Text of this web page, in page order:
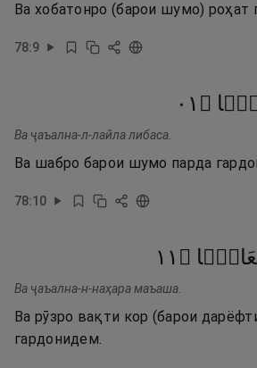
Ва хобатонро (барои шумо) роҳат
78:9
۝ ١٠
Ва ҷаъална-л-лайла либаса.
Ва шабро барои шумо парда
78:10
۝ ١١
Ва ҷаъална-н-наҳара маъаша.
Ва рӯзро вақти кор (барои
гардонидем.